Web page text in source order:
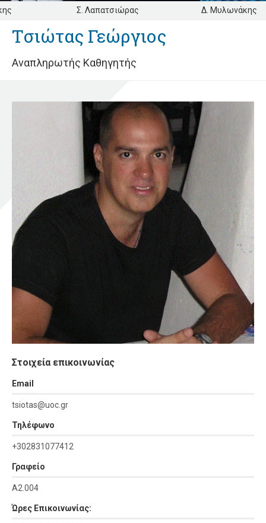
Λαπατσιώρας Δ. Μυλωνάκης Α.
Τσιώτας Γεώργιος
Αναπληρωτής Καθηγητής
Στοιχεία επικοινωνίας
Εmail
tsiotas@uoc.gr
Τηλέφωνο
+302831077412
Γραφείο
Α2.004
Ώρες Επικοινωνίας: